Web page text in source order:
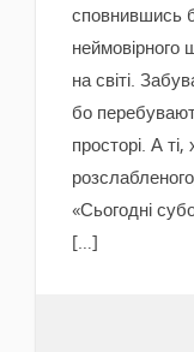
сповнившись
неймовірного
на світі.
бо
просторі. А
«Сьогодні
[…]